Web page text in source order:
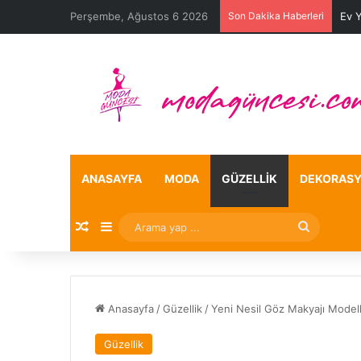
Perşembe, Ağustos 6 2026 Son Dakika Haberleri Ev
ANASAYFA MODA GÜZELLIK
Rastgele Makale
Kenar Bölmesi
Arama
yap
Anasayfa /Güzellik /Yeni Nesil Göz Makyajı
Güzellik